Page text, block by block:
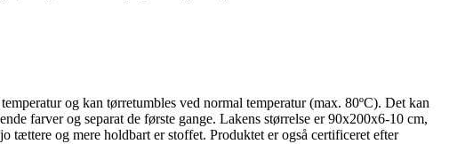
og kan tørretumbles ved normal temperatur (max. 80ºC). Det kan
farver og separat de første gange. Lakens størrelse er 90x200x6-10 cm,
tættere og mere holdbart er stoffet. Produktet er også certificeret efter